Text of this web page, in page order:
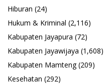
Hiburan (24)
Hukum & Kriminal (2,116)
Kabupaten Jayapura (72)
Kabupaten Jayawijaya (1,608)
Kabupaten Mamteng(209)
Kesehatan (292)